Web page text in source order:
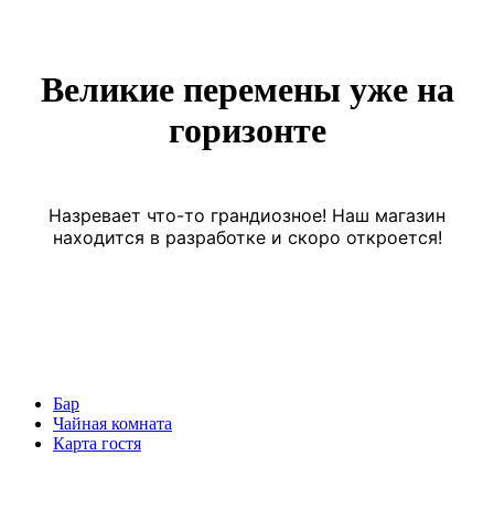
Великие перемены уже на
горизонте
Назревает что-то грандиозное! Наш магазин
находится в разработке и скоро откроется!
Бар
Чайная комната
Карта гостя